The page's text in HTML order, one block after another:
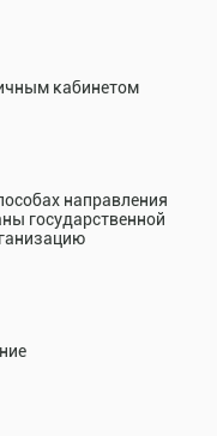
кабинетом
направления
государственной